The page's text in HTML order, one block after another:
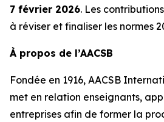
7 février 2026. Les
à réviser et finaliser les normes
À propos de l’AACSB
Fondée en 1916, AACSB
met en relation enseignants,
entreprises afin de former la